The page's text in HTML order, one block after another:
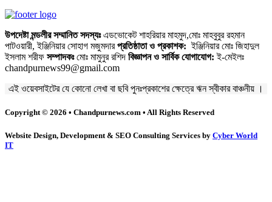
উপদেষ্টা মন্ডলীর সম্মানিত সদস্যঃএডভোকেট শাহরিয়ার মাহমুদ,মোঃ মাহবুবুর রহমান
পাটওয়ারী, ইঞ্জিনিয়ার সোহাগ মজুমদারপ্রতিষ্ঠাতা ও প্রকাশক: ইঞ্জিনিয়ার মোঃ জিহাদুল
ইসলাম শরীফ সম্পাদকঃমোঃ মামুনুর রশিদ বিজ্ঞাপন ও সার্বিক যোগাযোগ: ই-মেইলঃ
chandpurnews99@gmail.com
এই ওয়েবসাইটের যে কোনো লেখা বা ছবি পুনঃপ্রকাশের ক্ষেত্রে ঋন স্বীকার বাঞ্চনীয় ।
Copyright © 2026 • Chandpurnews.com • All Rights Reserved
Website Design, Development & SEO Consulting Services by Cyber World
IT